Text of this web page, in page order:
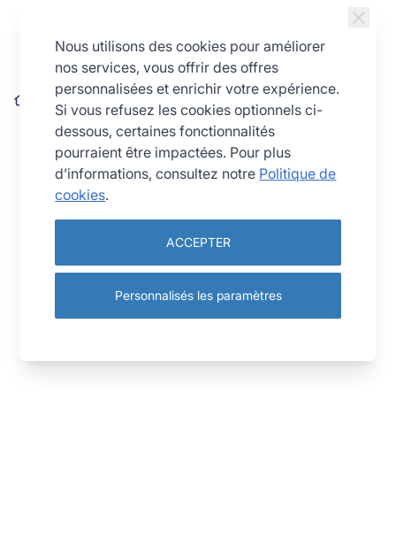
Cadre à opéra - inox - 509 x 307 x 35 mm
Nous utilisons des cookies pour améliorer
nos services, vous offrir des offres
personnalisées et enrichir votre expérience.
Si vous refusez les cookies optionnels ci-
dessous, certaines fonctionnalités
pourraient être impactées. Pour plus
d’informations, consultez notre Politique de
cookies.
ACCEPTER
Personnalisés les paramètres